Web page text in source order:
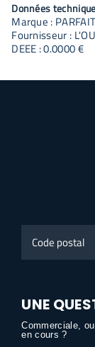
Données
Marque :
Fournisseur :
DEEE : 0.0000 €
postal
UNE
Commerciale,
en cours ?